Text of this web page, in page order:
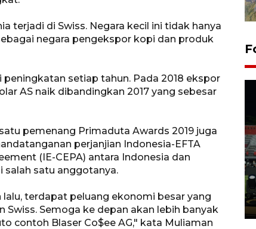
terjadi di Swiss. Negara kecil ini tidak hanya
negara pengekspor kopi dan produk
setiap tahun. Pada 2018 ekspor
AS naik dibandingkan 2017 yang sebesar
pemenang Primaduta Awards 2019 juga
perjanjian Indonesia-EFTA
(IE-CEPA) antara Indonesia dan
salah satu anggotanya.
terdapat peluang ekonomi besar yang
Semoga ke depan akan lebih banyak
contoh Blaser Co$ee AG," kata Muliaman
Tiga matra TNI unjuk
kemampuan tempur Perisai
Trisila Nusantara dalam
5 Agustus 2026 16:28